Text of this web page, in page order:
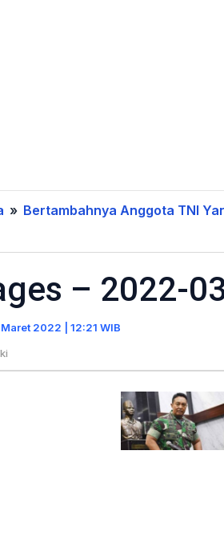
» Bertambahnya Anggota TNI
– 2022-
2022 | 12:21 WIB